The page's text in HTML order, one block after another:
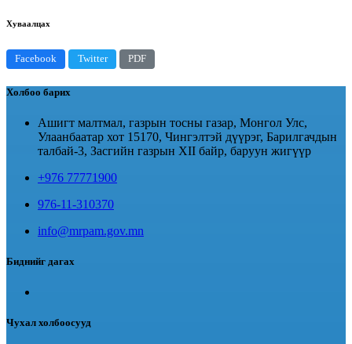
Хуваалцах
Facebook Twitter PDF
Холбоо барих
Ашигт малтмал, газрын тосны газар, Монгол Улс,
Улаанбаатар хот 15170, Чингэлтэй дүүрэг, Барилгачдын
талбай-3, Засгийн газрын XII байр, баруун жигүүр
+976 77771900
976-11-310370
info@mrpam.gov.mn
Биднийг дагах
Чухал холбоосууд